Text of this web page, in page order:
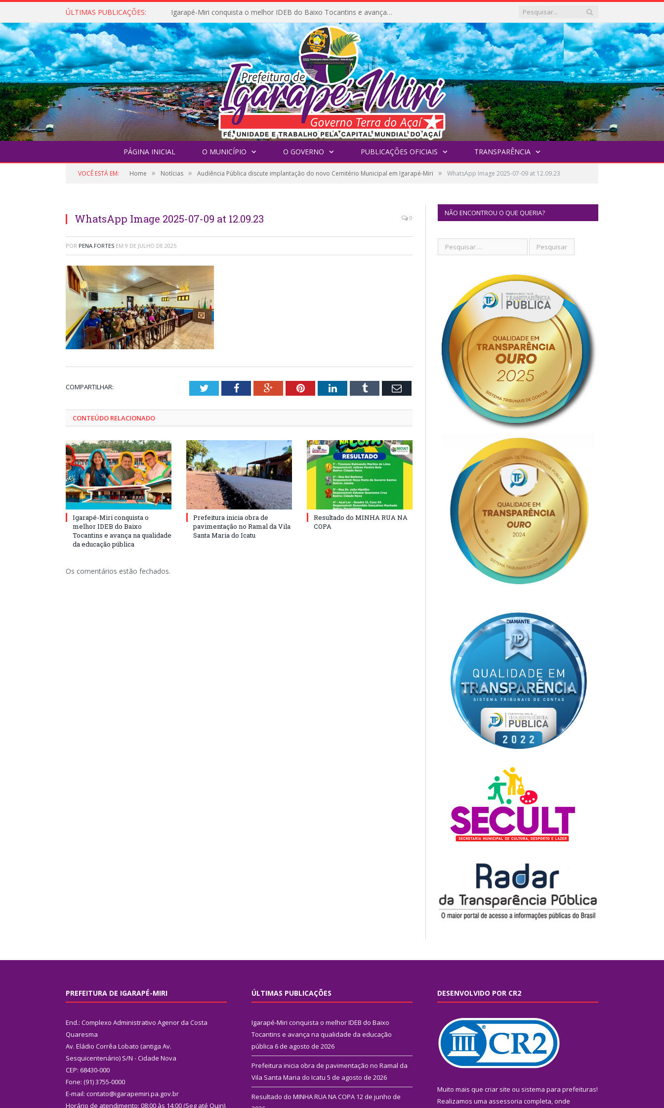
ÚLTIMAS PUBLICAÇÕES: Igarapé-Miri conquista o melhor IDEB do Baixo Tocantins e avança na qualidade da educação pública
PÁGINA INICIAL O MUNICÍPIO O GOVERNO PUBLICAÇÕES OFICIAIS TRANSPARÊNCIA
VOCÊ ESTÁ EM: Home » Notícias » Audiência Pública discute implantação do novo Cemitério Municipal em Igarapé-Miri » WhatsApp Image 2025-07-09 at 12.09.23
WhatsApp Image 2025-07-09 at 12.09.23 0
POR PENA.FORTES EM 9 DE JULHO DE 2025
COMPARTILHAR: TwitterFacebookGoogle+PinterestLinkedInTumblr Email
CONTEÚDO RELACIONADO
Igarapé-Miri conquista o
melhor IDEB do Baixo
Tocantins e avança na qualidade
da educação pública
Prefeitura inicia obra de
pavimentação no Ramal da Vila
Santa Maria do Icatu
Resultado do MINHA RUA NA
COPA
Os comentários estão fechados.
NÃO ENCONTROU O QUE QUERIA?
PREFEITURA DE IGARAPÉ-MIRI
End.: Complexo Administrativo Agenor da Costa
Quaresma
Av. Eládio Corrêa Lobato (antiga Av.
Sesquicentenário) S/N - Cidade Nova
CEP: 68430-000
Fone: (91) 3755-0000
E-mail: contato@igarapemiri.pa.gov.br
Horário de atendimento: 08:00 às 14:00 (Seg até Quin)
ÚLTIMAS PUBLICAÇÕES
Igarapé-Miri conquista o melhor IDEB do Baixo
Tocantins e avança na qualidade da educação
pública 6 de agosto de 2026
Prefeitura inicia obra de pavimentação no Ramal da
Vila Santa Maria do Icatu 5 de agosto de 2026
Resultado do MINHA RUA NA COPA 12 de junho de
DESENVOLVIDO POR CR2
Muito mais que criar site ou sistema para prefeituras!
Realizamos uma assessoria completa, onde